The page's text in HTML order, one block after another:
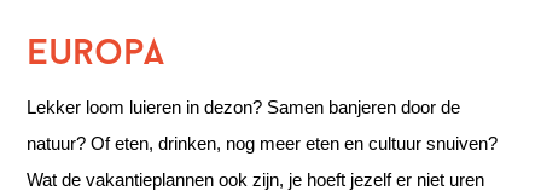
Europa
Lekker loom luieren in dezon? Samen banjeren door de
natuur? Of eten, drinken, nog meer eten en cultuur snuiven?
Wat de vakantieplannen ook zijn, je hoeft jezelf er niet uren